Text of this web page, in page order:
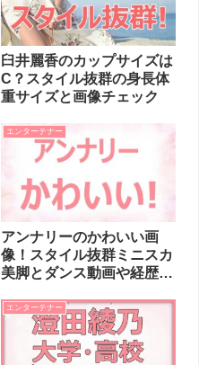
臼井麗香のカップサイズは
C？スタイル抜群の身長体
重サイズと画像チェック
エンターテナー
アンナリーのかわいい画
像！スタイル抜群ミニスカ
美脚とダンス動画や経歴
エンターテナー